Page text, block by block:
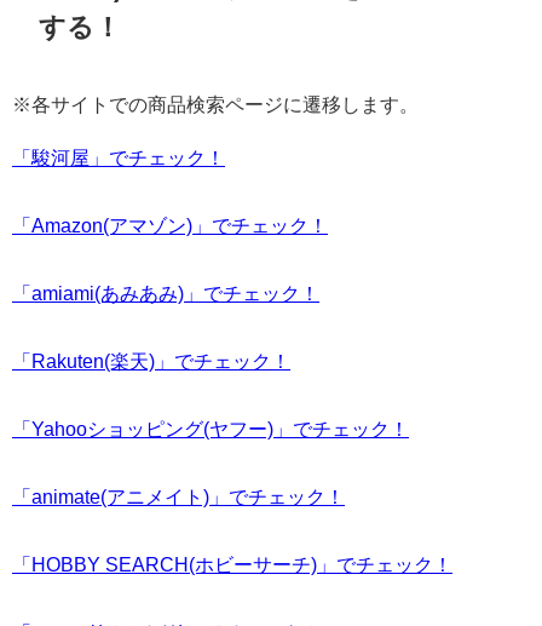
する！
※各サイトでの商品検索ページに遷移します。
「駿河屋」でチェック！
「Amazon(アマゾン)」でチェック！
「amiami(あみあみ)」でチェック！
「Rakuten(楽天)」でチェック！
「Yahooショッピング(ヤフー)」でチェック！
「animate(アニメイト)」でチェック！
「HOBBY SEARCH(ホビーサーチ)」でチェック！